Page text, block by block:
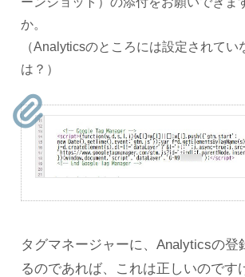
か。
（Analyticsのところには設定されてい
は？）
タグマネージャーに、Analyticsの登
るのであれば、これは正しいのです